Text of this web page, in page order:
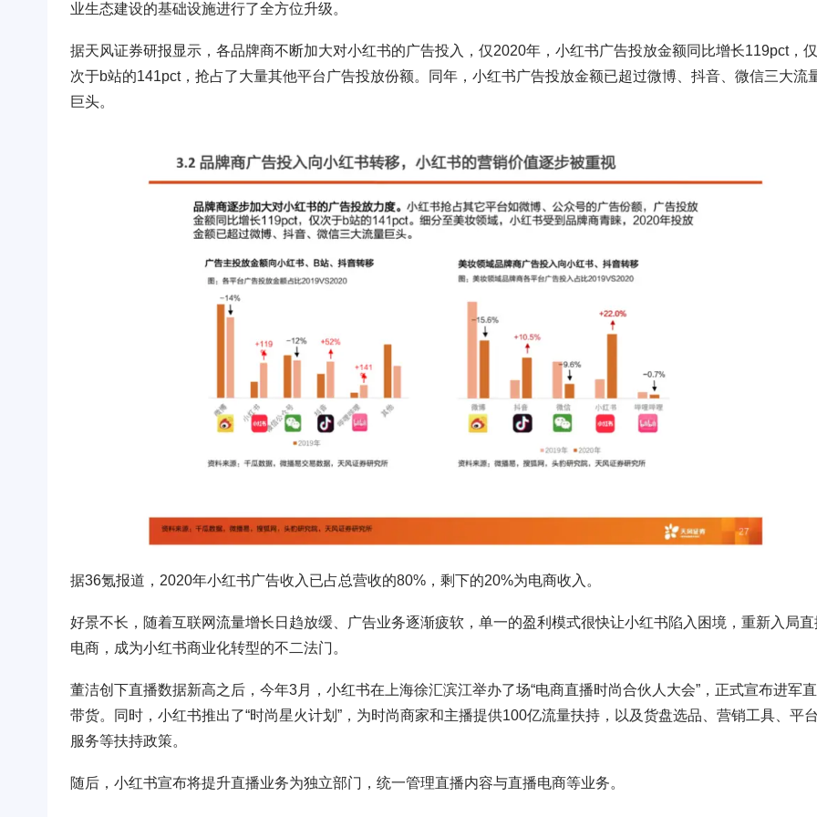
业生态建设的基础设施进行了全方位升级。
据天风证券研报显示，各品牌商不断加大对小红书的广告投入，仅2020年，小红书广告投放金额同比增长119pct，仅
次于b站的141pct，抢占了大量其他平台广告投放份额。同年，小红书广告投放金额已超过微博、抖音、微信三大流
巨头。
据36氪报道，2020年小红书广告收入已占总营收的80%，剩下的20%为电商收入。
好景不长，随着互联网流量增长日趋放缓、广告业务逐渐疲软，单一的盈利模式很快让小红书陷入困境，重新入局直
电商，成为小红书商业化转型的不二法门。
董洁创下直播数据新高之后，今年3月，小红书在上海徐汇滨江举办了场“电商直播时尚合伙人大会”，正式宣布进军
带货。同时，小红书推出了“时尚星火计划”，为时尚商家和主播提供100亿流量扶持，以及货盘选品、营销工具、平
服务等扶持政策。
随后，小红书宣布将提升直播业务为独立部门，统一管理直播内容与直播电商等业务。